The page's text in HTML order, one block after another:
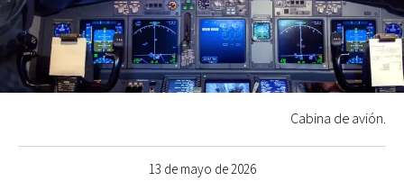
13 de mayo de 2026
Cabina de avión.